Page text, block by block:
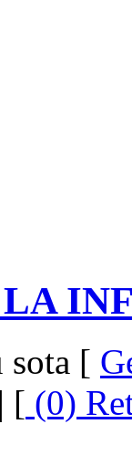
sota [
[ (0)